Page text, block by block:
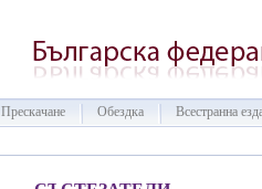
Прескачане Обездка Всестранна